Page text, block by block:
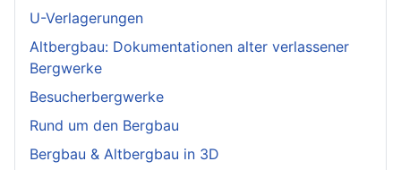
U-Verlagerungen
Altbergbau: Dokumentationen alter verlassener
Bergwerke
Besucherbergwerke
Rund um den Bergbau
Bergbau & Altbergbau in 3D